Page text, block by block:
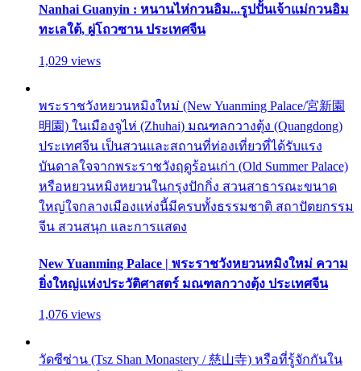
Nanhai Guanyin : หนานไห่กวนอิม...รูปปั้นเจ้าแม่กวนอิม
ทะเลใต้, ผู่โถวซาน ประเทศจีน
1,029 views
พระราชวังหยวนหมิงใหม่ (New Yuanming Palace/宮新園
明園) ในเมืองจูไห่ (Zhuhai) มณฑลกวางตุ้ง (Quangdong)
ประเทศจีน เป็นสวนและสถานที่ท่องเที่ยวที่ได้รับแรง
บันดาลใจจากพระราชวังฤดูร้อนเก่า (Old Summer Palace)
หรือหยวนหมิงหยวนในกรุงปักกิ่ง สวนสาธารณะขนาด
ใหญ่ใจกลางเมืองแห่งนี้มีครบทั้งธรรมชาติ สถาปัตยกรรม
จีน สวนสนุก และการแสดง
New Yuanming Palace | พระราชวังหยวนหมิงใหม่ ความ
ยิ่งใหญ่แห่งประวัติศาสตร์ มณฑลกวางตุ้ง ประเทศจีน
1,076 views
วัดซีซ่าน (Tsz Shan Monastery / 慈山寺) หรือที่รู้จักกันใน